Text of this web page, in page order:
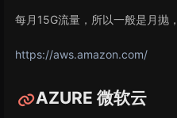
每月15G流量，所以一般是月抛
https://aws.amazon.com/
AZURE 微软云